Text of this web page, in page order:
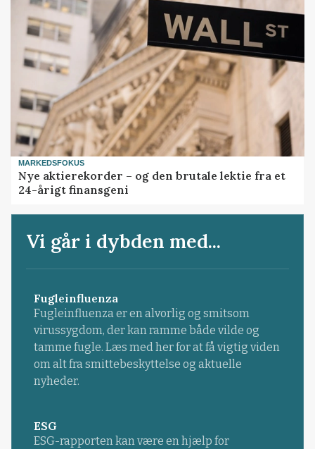
MARKEDSFOKUS
Nye aktierekorder – og den brutale lektie fra et
24-årigt finansgeni
Vi går i dybden med...
Fugleinfluenza
Fugleinfluenza er en alvorlig og smitsom
virussygdom, der kan ramme både vilde og
tamme fugle. Læs med her for at få vigtig viden
om alt fra smittebeskyttelse og aktuelle
nyheder.
ESG
ESG-rapporten kan være en hjælp for